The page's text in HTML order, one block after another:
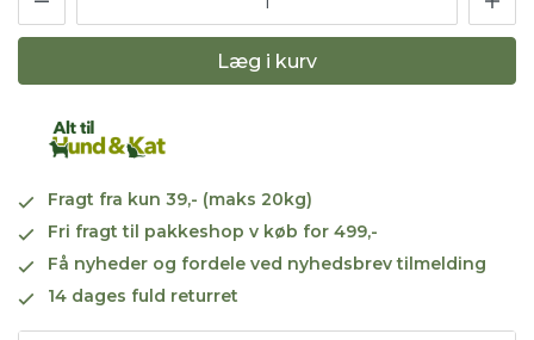
Læg i kurv
Fragt fra kun 39,- (maks 20kg)
Fri fragt til pakkeshop v køb for 499,-
Få nyheder og fordele ved nyhedsbrev tilmelding
14 dages fuld returret